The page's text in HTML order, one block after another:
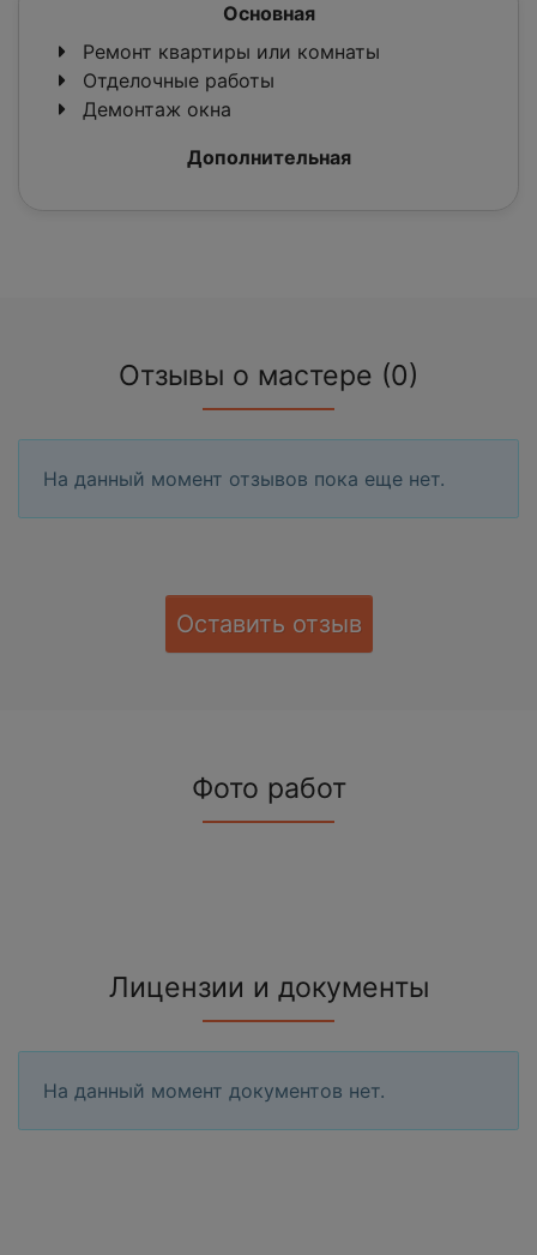
Основная
Ремонт квартиры или комнаты
Отделочные работы
Демонтаж окна
Дополнительная
Отзывы о мастере (0)
На данный момент отзывов пока еще нет.
Оставить отзыв
Фото работ
Лицензии и документы
На данный момент документов нет.